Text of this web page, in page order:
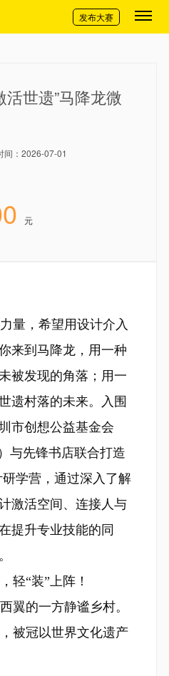
切换导航
发布大赛
活世遗”马降龙微
间：2026-07-01
元
量，希望用设计介入
来到马降龙，用一种
被发现的角落；用一
遗村落的未来。入围
市创想公益基金会
与先锋书店联合打造
学营，通过深入了解
激活空间、连接人与
提升专业技能的同
轻“装”上阵！
翼的一方静谧乡村。
被冠以世界文化遗产